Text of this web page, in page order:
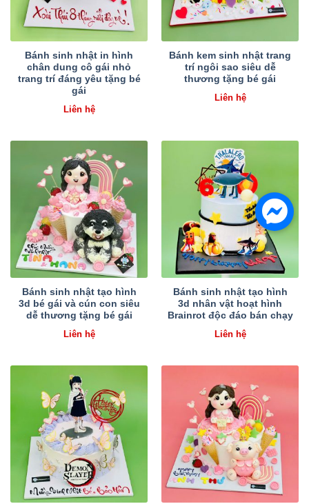
Bánh sinh nhật in hình
chân dung cô gái nhỏ
trang trí đáng yêu tặng bé
gái
Liên hệ
Bánh kem sinh nhật trang
trí ngôi sao siêu dễ
thương tặng bé gái
Liên hệ
Bánh sinh nhật tạo hình
3d bé gái và cún con siêu
dễ thương tặng bé gái
Liên hệ
Bánh sinh nhật tạo hình
3d nhân vật hoạt hình
Brainrot độc đáo bán chạy
Liên hệ